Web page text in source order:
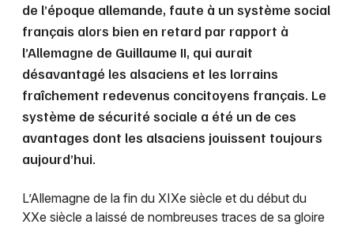
Manifestations
Foires & salons
Spectacles
Concerts
Soirées
Marseille
Mulhouse
Montpellier
Nantes
Nice
Strasbourg
de l’époque allemande, faute à un système social
français alors bien en retard par rapport à
l’Allemagne de Guillaume II, qui aurait
désavantagé les alsaciens et les lorrains
fraîchement redevenus concitoyens français. Le
système de sécurité sociale a été un de ces
avantages dont les alsaciens jouissent toujours
aujourd’hui.
L’Allemagne de la fin du XIXe siècle et du début du
XXe siècle a laissé de nombreuses traces de sa gloire